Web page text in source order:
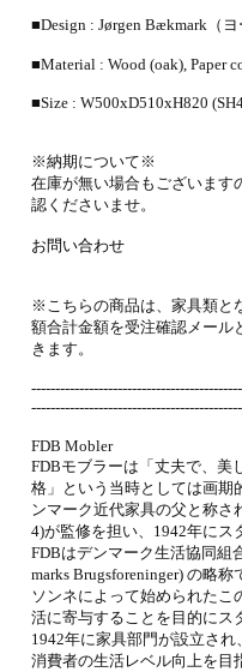
■Design : Jørgen Bækmark（
■Material : Wood (oak), Paper
■Size : W500xD510xH820
※納期について※
在庫が無い場合もございます
認くださいませ。
お問い合わせ
※こちらの商品は、家具類と
額合計金額を受注確認メール
きます。
FDB Mobler
FDBモブラーは「丈夫で、美
格」という当時としては画期
ンマーク近代家具の父と称さ
4)が監修を担い、1942年にス
FDBはデンマーク生活協同組
marks Brugsforeninger) の略
ソンネによって始められたこ
活に寄与することを目的にス
1942年に家具部門が設立され
消費者の生活レベル向上を目